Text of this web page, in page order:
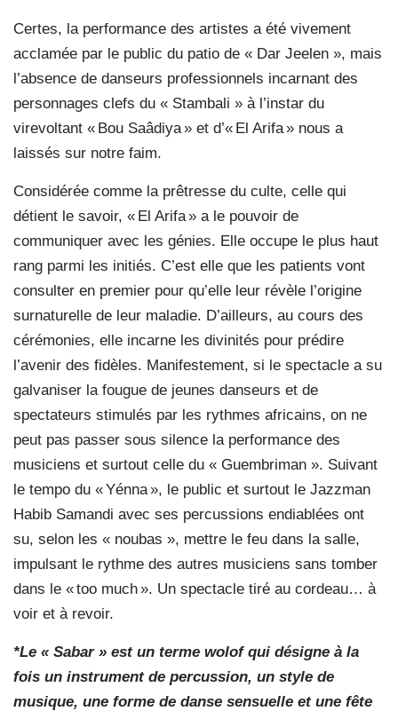
Certes, la performance des artistes a été vivement
acclamée par le public du patio de « Dar Jeelen », mais
l’absence de danseurs professionnels incarnant des
personnages clefs du « Stambali » à l’instar du
virevoltant « Bou Saâdiya » et d’« El Arifa » nous a
laissés sur notre faim.
Considérée comme la prêtresse du culte, celle qui
détient le savoir, « El Arifa » a le pouvoir de
communiquer avec les génies. Elle occupe le plus haut
rang parmi les initiés. C’est elle que les patients vont
consulter en premier pour qu’elle leur révèle l’origine
surnaturelle de leur maladie. D’ailleurs, au cours des
cérémonies, elle incarne les divinités pour prédire
l’avenir des fidèles. Manifestement, si le spectacle a su
galvaniser la fougue de jeunes danseurs et de
spectateurs stimulés par les rythmes africains, on ne
peut pas passer sous silence la performance des
musiciens et surtout celle du « Guembriman ». Suivant
le tempo du « Yénna », le public et surtout le Jazzman
Habib Samandi avec ses percussions endiablées ont
su, selon les « noubas », mettre le feu dans la salle,
impulsant le rythme des autres musiciens sans tomber
dans le « too much ». Un spectacle tiré au cordeau… à
voir et à revoir.
*Le « Sabar » est un terme wolof qui désigne à la
fois un instrument de percussion, un style de
musique, une forme de danse sensuelle et une fête